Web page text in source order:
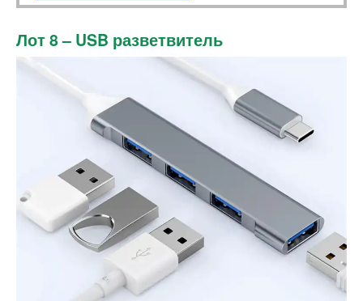
Лот 8 – USB разветвитель